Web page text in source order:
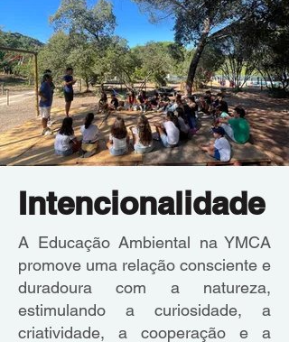
Intencionalidade
A Educação Ambiental na YMCA
promove uma relação consciente e
duradoura com a natureza,
estimulando a curiosidade, a
criatividade, a cooperação e a